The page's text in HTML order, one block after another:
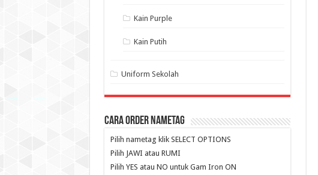
Kain Purple
Kain Putih
Uniform Sekolah
Cara Order NameTag
Pilih nametag klik SELECT OPTIONS
Pilih JAWI atau RUMI
Pilih YES atau NO untuk Gam Iron ON